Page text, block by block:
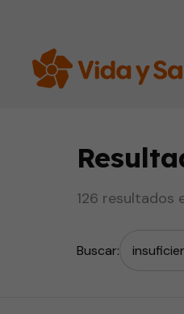
126 resultados
Buscar: